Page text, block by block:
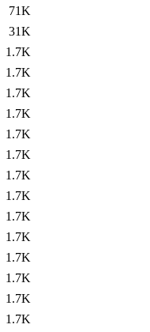
71K
31K
1.7K
1.7K
1.7K
1.7K
1.7K
1.7K
1.7K
1.7K
1.7K
1.7K
1.7K
1.7K
1.7K
1.7K